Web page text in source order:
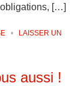
obligations, […]
•
LAISSER UN
aussi !